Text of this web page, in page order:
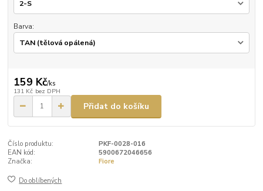
Barva:
159 Kč/ks
131 Kč bez DPH
Přidat do košíku
Číslo produktu:
PKF-0028-016
EAN kód:
5900672046656
Značka:
Fiore
Do oblíbených